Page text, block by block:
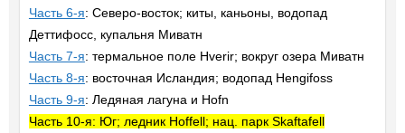
Часть 6-я: Северо-восток; киты, каньоны, водопад
Деттифосс, купальня Миватн
Часть 7-я: термальное поле Hverir; вокруг озера Миватн
Часть 8-я: восточная Исландия; водопад Hengifoss
Часть 9-я: Ледяная лагуна и Hofn
Часть 10-я: Юг; ледник Hoffell; нац. парк Skaftafell